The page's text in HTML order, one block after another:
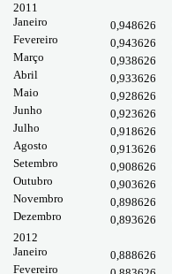
2011
Janeiro
0,948626
Fevereiro
0,943626
Março
0,938626
Abril
0,933626
Maio
0,928626
Junho
0,923626
Julho
0,918626
Agosto
0,913626
Setembro
0,908626
Outubro
0,903626
Novembro
0,898626
Dezembro
0,893626
2012
Janeiro
0,888626
Fevereiro